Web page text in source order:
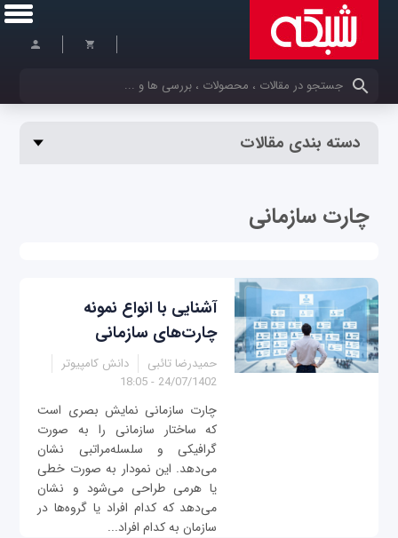
کلمات کلیدی خود را وارد کنید
دسته بندی مقالات
چارت سازمانی
آشنایی با انواع نمونه
چارت‌های سازمانی
حمیدرضا تائبی
دانش کامپیوتر
24/07/1402 - 18:05
چارت سازمانی نمایش بصری است
که ساختار سازمانی را به صورت
گرافیکی و سلسله‌مراتبی نشان
می‌دهد. این نمودار به صورت خطی
یا هرمی طراحی می‌شود و نشان
می‌دهد که کدام افراد یا گروه‌ها در
سازمان به کدام افراد...